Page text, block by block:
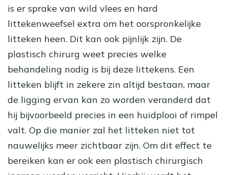
is er sprake van wild vlees en hard
littekenweefsel extra om het oorspronkelijke
litteken heen. Dit kan ook pijnlijk zijn. De
plastisch chirurg weet precies welke
behandeling nodig is bij deze littekens. Een
litteken blijft in zekere zin altijd bestaan, maar
de ligging ervan kan zo worden veranderd dat
hij bijvoorbeeld precies in een huidplooi of rimpel
valt. Op die manier zal het litteken niet tot
nauwelijks meer zichtbaar zijn. Om dit effect te
bereiken kan er ook een plastisch chirurgisch